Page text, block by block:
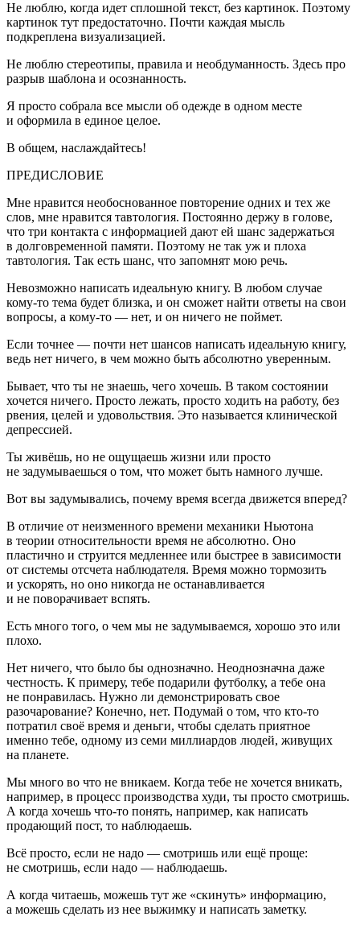
Не люблю, когда идет сплошной текст, без картинок. Поэтому
картинок тут предостаточно. Почти каждая мысль
подкреплена визуализацией.
Не люблю стереотипы, правила и необдуманность. Здесь про
разрыв шаблона и осознанность.
Я просто собрала все мысли об одежде в одном месте
и оформила в единое целое.
В общем, наслаждайтесь!
ПРЕДИСЛОВИЕ
Мне нравится необоснованное повторение одних и тех же
слов, мне нравится тавтология. Постоянно держу в голове,
что три контакта с информацией дают ей шанс задержаться
в долговременной памяти. Поэтому не так уж и плоха
тавтология. Так есть шанс, что запомнят мою речь.
Невозможно написать идеальную книгу. В любом случае
кому-то тема будет близка, и он сможет найти ответы на свои
вопросы, а кому-то — нет, и он ничего не поймет.
Если точнее — почти нет шансов написать идеальную книгу,
ведь нет ничего, в чем можно быть абсолютно уверенным.
Бывает, что ты не знаешь, чего хочешь. В таком состоянии
хочется ничего. Просто лежать, просто ходить на работу, без
рвения, целей и удовольствия. Это называется клинической
депрессией.
Ты живёшь, но не ощущаешь жизни или просто
не задумываешься о том, что может быть намного лучше.
Вот вы задумывались, почему время всегда движется вперед?
В отличие от неизменного времени механики Ньютона
в теории относительности время не абсолютно. Оно
пластично и струится медленнее или быстрее в зависимости
от системы отсчета наблюдателя. Время можно тормозить
и ускорять, но оно никогда не останавливается
и не поворачивает вспять.
Есть много того, о чем мы не задумываемся, хорошо это или
плохо.
Нет ничего, что было бы однозначно. Неоднозначна даже
честность. К примеру, тебе подарили футболку, а тебе она
не понравилась. Нужно ли демонстрировать свое
разочарование? Конечно, нет. Подумай о том, что кто-то
потратил своё время и деньги, чтобы сделать приятное
именно тебе, одному из семи миллиардов людей, живущих
на планете.
Мы много во что не вникаем. Когда тебе не хочется вникать,
например, в процесс производства худи, ты просто смотришь.
А когда хочешь что-то понять, например, как написать
продающий пост, то наблюдаешь.
Всё просто, если не надо — смотришь или ещё проще:
не смотришь, если надо — наблюдаешь.
А когда читаешь, можешь тут же «скинуть» информацию,
а можешь сделать из нее выжимку и написать заметку.